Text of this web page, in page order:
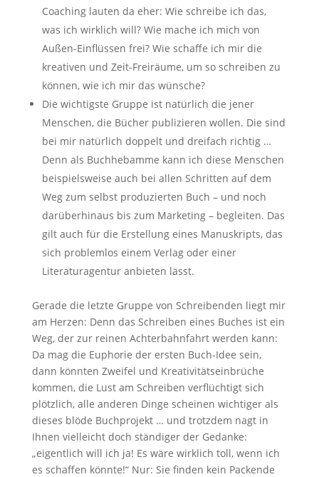
Coaching lauten da eher: Wie schreibe ich das,
was ich wirklich will? Wie mache ich mich von
Außen-Einflüssen frei? Wie schaffe ich mir die
kreativen und Zeit-Freiräume, um so schreiben zu
können, wie ich mir das wünsche?
Die wichtigste Gruppe ist natürlich die jener
Menschen, die Bücher publizieren wollen. Die sind
bei mir natürlich doppelt und dreifach richtig …
Denn als Buchhebamme kann ich diese Menschen
beispielsweise auch bei allen Schritten auf dem
Weg zum selbst produzierten Buch – und noch
darüberhinaus bis zum Marketing – begleiten. Das
gilt auch für die Erstellung eines Manuskripts, das
sich problemlos einem Verlag oder einer
Literaturagentur anbieten lässt.
Gerade die letzte Gruppe von Schreibenden liegt mir
am Herzen: Denn das Schreiben eines Buches ist ein
Weg, der zur reinen Achterbahnfahrt werden kann:
Da mag die Euphorie der ersten Buch-Idee sein,
dann könnten Zweifel und Kreativitätseinbrüche
kommen, die Lust am Schreiben verflüchtigt sich
plötzlich, alle anderen Dinge scheinen wichtiger als
dieses blöde Buchprojekt … und trotzdem nagt in
Ihnen vielleicht doch ständiger der Gedanke:
„eigentlich will ich ja! Es wäre wirklich toll, wenn ich
es schaffen könnte!“ Nur: Sie finden kein Packende